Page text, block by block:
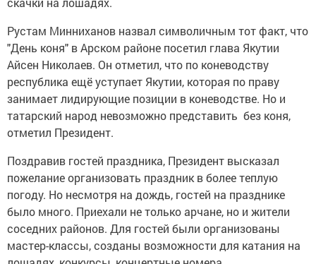
"День коня" в Арском районе посетил глава Якутии
Айсен Николаев. Он отметил, что по коневодству
республика ещё уступает Якутии, которая по праву
занимает лидирующие позиции в коневодстве. Но и
татарский народ невозможно представить без коня,
отметил Президент.
пожелание организовать праздник в более теплую
погоду. Но несмотря на дождь, гостей на празднике
было много. Приехали не только арчане, но и жители
соседних районов. Для гостей были организованы
мастер-классы, созданы возможности для катания на
лошадях, конкурсы, концертные номера.